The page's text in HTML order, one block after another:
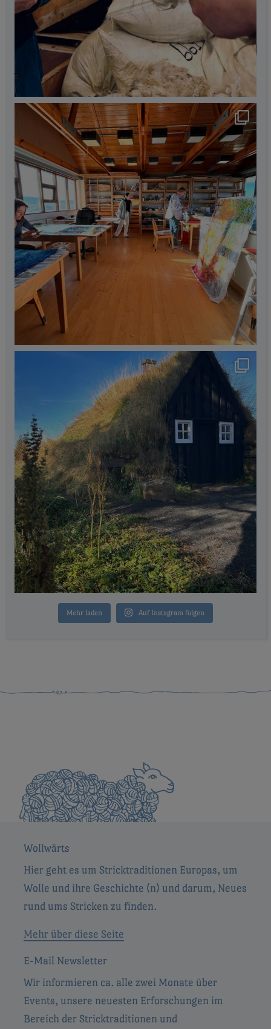
Mehr laden Auf Instagram folgen
Wollwärts
Hier geht es um Stricktraditionen Europas, um
Wolle und ihre Geschichte (n) und darum, Neues
rund ums Stricken zu finden.
Mehr über diese Seite
E-Mail Newsletter
Wir informieren ca. alle zwei Monate über
Events, unsere neuesten Erforschungen im
Bereich der Stricktraditionen und